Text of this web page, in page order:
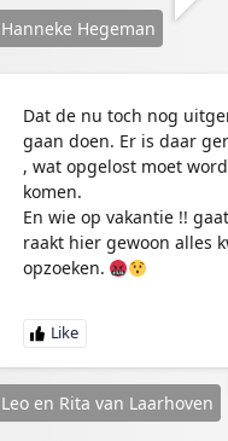
Hanneke Hegeman
Dat de nu toch nog
gaan doen. Er is daar
, wat opgelost moet
komen.
En wie op vakantie !!
raakt hier gewoon alles
opzoeken.
Leo en Rita van Laarhoven